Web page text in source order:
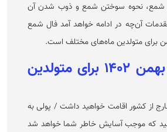
شمع، نحوه سوختن شمع و ذوب شدن آن
آن‌چه در ادامه خواهد آمد فال شمع
فال شمع ۴ بهمن ۱۴۰۲ برای متولدین
از کشور اقامت خواهید داشت / پولی به
که موجب آسایش خاطر شما خواهد شد